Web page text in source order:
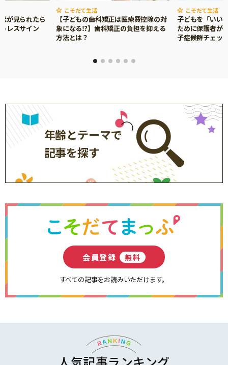
が見られたら
レスサイン
こそだて生活
【子どもの歯科矯正は医療費控除の対
象になる⁉】歯科矯正の負担を抑える
方法とは？
こそだて生活
子どもを「いい
ために保護者が
子症候群チェッ
年齢とテーマで
記事を探す
会員登録 無料
すべての記事をお読みいただけます。